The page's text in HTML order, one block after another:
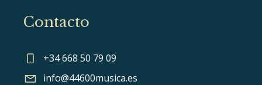
Contacto
+34 668 50 79 09
info@44600musica.es